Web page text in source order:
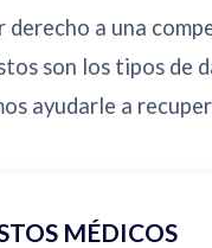
derecho a una
son los tipos de
ayudarle a
MÉDICOS